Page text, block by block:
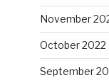
November
October 2022
September